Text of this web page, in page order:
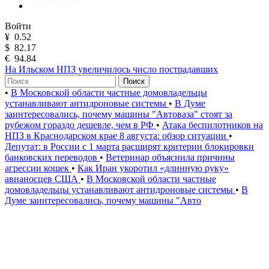
Войти
¥ 0.52
$ 82.17
€ 94.84
На Ильском НПЗ увеличилось число пострадавших
Поиск
• В Московской области частные домовладельцы
устанавливают антидроновые системы • В Думе
заинтересовались, почему машины "Автоваза" стоят за
рубежом гораздо дешевле, чем в РФ • Атака беспилотников на
НПЗ в Краснодарском крае 8 августа: обзор ситуации •
Депутат: в России с 1 марта расширят критерии блокировки
банковских переводов • Ветеринар объяснила причины
агрессии кошек • Как Иран укоротил «длинную руку»
авианосцев США • В Московской области частные
домовладельцы устанавливают антидроновые системы • В
Думе заинтересовались, почему машины "Авто